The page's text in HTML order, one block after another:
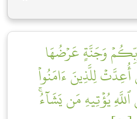
وَجَنَّةٍ عَرۡضُهَا
لِلَّذِينَ ءَامَنُواْ
يُؤۡتِيهِ مَن يَشَآءُۚ